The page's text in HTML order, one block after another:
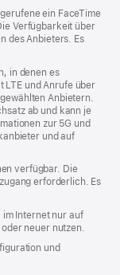
ein FaceTime
Verfügbarkeit über
des Anbieters. Es
in denen es
und Anrufe über
Anbietern.
ab und kann je
zur 5G und
und auf
verfügbar. Die
erforderlich. Es
im Internet nur auf
oder neuer nutzen.
und